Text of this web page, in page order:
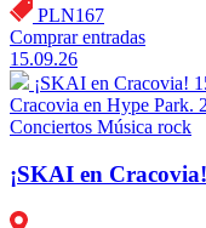
PLN167
Comprar entradas
15.09.26
¡SKAI en Cracovia!
Cracovia en Hype Park.
Conciertos Música rock
¡SKAI en Cracovia!